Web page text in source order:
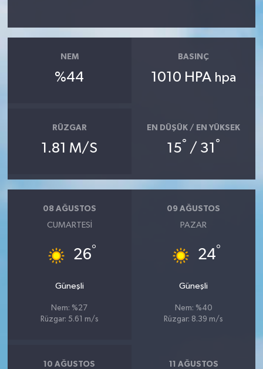
NEM
%44
BASINÇ
1010 HPA hpa
RÜZGAR
1.81 M/S
EN DÜŞÜK / EN YÜKSEK
15° / 31 °
08 AĞUSTOS
CUMARTESI
26°
Güneşli
Nem: %27
Rüzgar: 5.61 m/s
09 AĞUSTOS
PAZAR
24°
Güneşli
Nem: %40
Rüzgar: 8.39 m/s
10 AĞUSTOS 11 AĞUSTOS
Sokak Hayvanlarını Sahiplendirme
Sonsöz Özel
Vasıta